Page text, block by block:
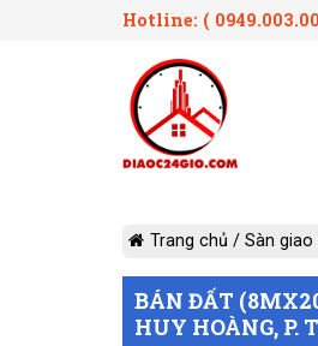
Hotline: (
Trang chủ / Sàn giao
BÁN ĐẤT
HUY HOÀNG, P.